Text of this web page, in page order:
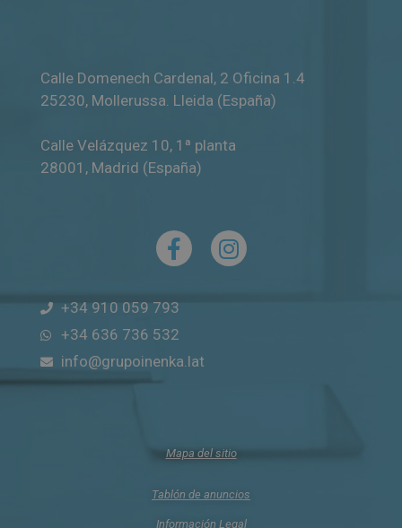
Calle Domenech Cardenal, 2 Oficina 1.4
25230, Mollerussa Lleida (España)
Calle Velázquez 10, 1ª planta
28001 , Madrid (España)
+34 910 059 793
+34 636 736 532
info@grupoinenka.lat
Mapa del sitio
Tablón de anuncios
Información Legal